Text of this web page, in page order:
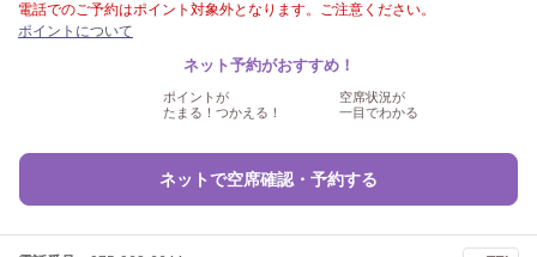
電話でのご予約はポイント対象外となります。ご注意ください。
ポイントについて
ネット予約がおすすめ！
ポイントが
たまる！つかえる！
空席状況が
一目でわかる
ネットで空席確認・予約する